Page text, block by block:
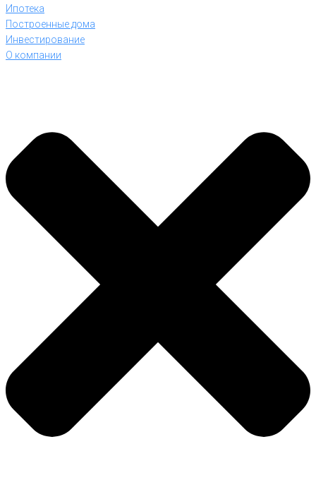
Ипотека
Построенные дома
Инвестирование
О компании